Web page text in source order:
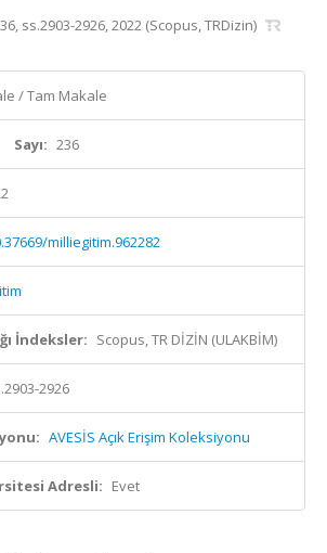
ss.2903-2926, 2022 (Scopus, TRDizin)
/ Tam Makale
Sayı: 236
milliegitim.962282
İndeksler: Scopus, TR DİZİN (ULAKBİM)
2926
AVESİS Açık Erişim Koleksiyonu
Adresli: Evet